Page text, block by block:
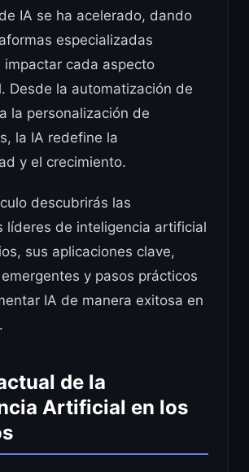
IA se ha acelerado, dando
especializadas
impactar cada aspecto
Desde la automatización de
la personalización de
la IA redefine la
y el crecimiento.
descubrirás las
líderes de inteligencia artificial
sus aplicaciones clave,
y pasos prácticos
IA de manera exitosa en
de la
Artificial en los